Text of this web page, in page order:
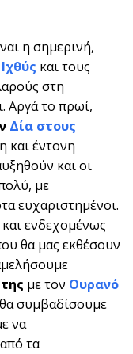
η σημερινή,
και τους
στη
Αργά το πρωί,
Δία στους
και έντονη
και οι
με
ευχαριστημένοι.
ενδεχομένως
θα μας εκθέσουν
με τον Ουρανό
συμβαδίσουμε
να
τα